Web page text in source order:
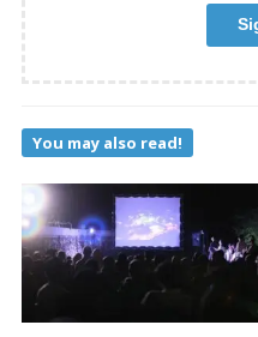
You may also read!